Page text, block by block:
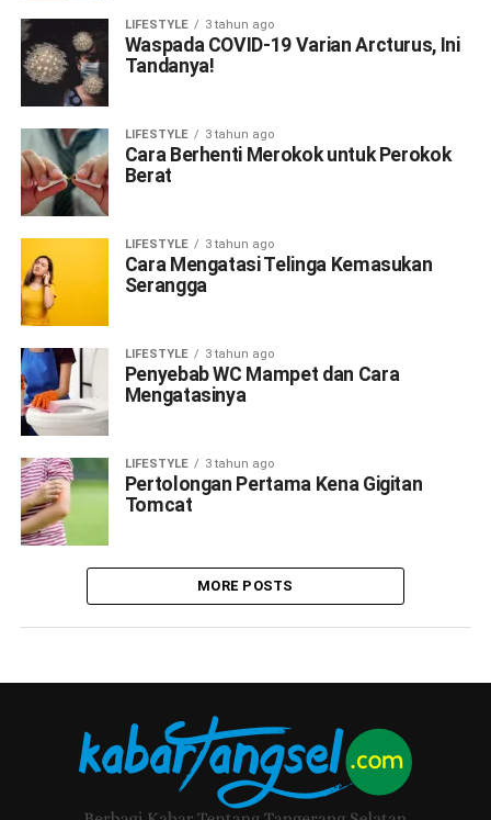
LIFESTYLE 3 tahun ago
Waspada COVID-19 Varian Arcturus, Ini
Tandanya!
LIFESTYLE 3 tahun ago
Cara Berhenti Merokok untuk Perokok
Berat
LIFESTYLE 3 tahun ago
Cara Mengatasi Telinga Kemasukan
Serangga
LIFESTYLE 3 tahun ago
Penyebab WC Mampet dan Cara
Mengatasinya
LIFESTYLE 3 tahun ago
Pertolongan Pertama Kena Gigitan
Tomcat
MORE POSTS